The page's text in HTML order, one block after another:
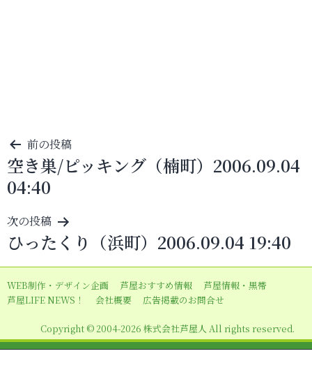
投
稿
ナ
ビ
ゲ
ー
シ
ョ
前の投稿
空き巣/ピッキング（楠町）2006.09.04
04:40
次の投稿
ひったくり（浜町）2006.09.04 19:40
WEB制作・デザイン企画 芦屋おすすめ情報
芦屋情報・黒帯
芦屋LIFE NEWS！
会社概要 広告掲載のお問合せ
Copyright © 2004-2026 株式会社芦屋人 All rights reserved.